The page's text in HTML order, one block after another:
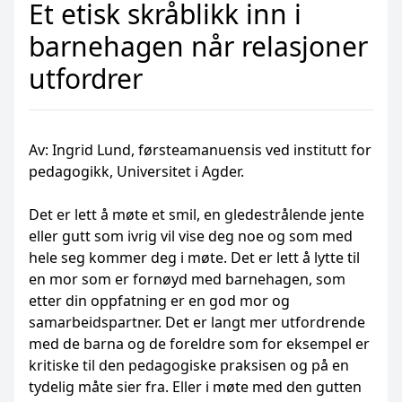
Et etisk skråblikk inn i
barnehagen når relasjoner
utfordrer
Av: Ingrid Lund, førsteamanuensis ved institutt for
pedagogikk, Universitet i Agder.
Det er lett å møte et smil, en gledestrålende jente
eller gutt som ivrig vil vise deg noe og som med
hele seg kommer deg i møte. Det er lett å lytte til
en mor som er fornøyd med barnehagen, som
etter din oppfatning er en god mor og
samarbeidspartner. Det er langt mer utfordrende
med de barna og de foreldre som for eksempel er
kritiske til den pedagogiske praksisen og på en
tydelig måte sier fra. Eller i møte med den gutten